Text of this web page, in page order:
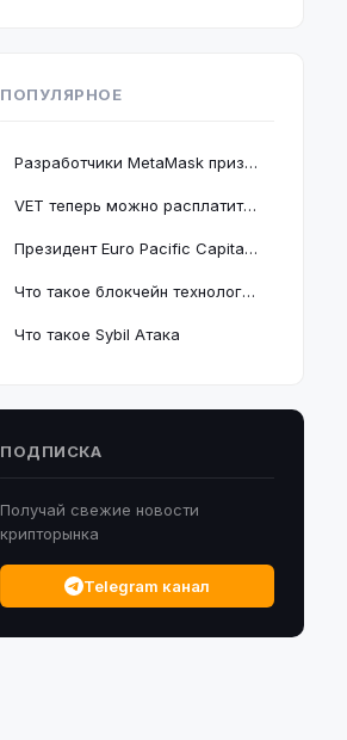
ПОПУЛЯРНОЕ
Разработчики MetaMask призвали пользователей срочно обновить браузер Google Chrome
VET теперь можно расплатиться в 2 миллионах магазинов, проект подключается к BNB Chain
Президент Euro Pacific Capital заявил, что крах криптовалютного рынка полезен для экономики
Что такое блокчейн технология: принцип работы и краткое руководство
Что такое Sybil Атака
ПОДПИСКА
Получай свежие новости
крипторынка
Telegram канал